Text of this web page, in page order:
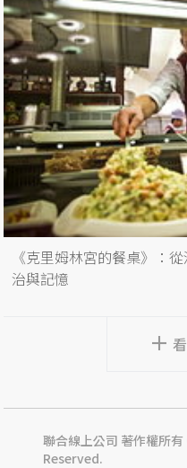
《克里姆林宮的餐桌》：
治與記憶
聯合線上公司 著作權所
Reserved.